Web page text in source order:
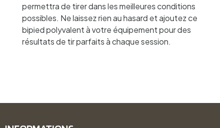
permettra de tirer dans les meilleures conditions
possibles. Ne laissez rien au hasard et ajoutez ce
bipied polyvalent à votre équipement pour des
résultats de tir parfaits à chaque session.